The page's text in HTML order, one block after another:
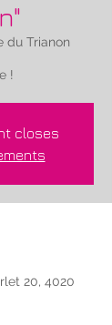
du Trianon
!
closes
20, 4020